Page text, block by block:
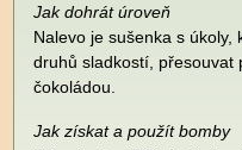
Jak dohrát úroveň
Nalevo je sušenka s
druhů sladkostí, přesouvat
čokoládou.
Jak získat a použít bomby